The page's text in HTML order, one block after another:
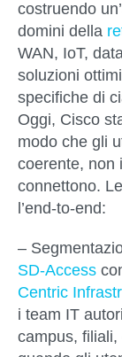
costruendo
domini della
WAN, IoT,
soluzioni
specifiche di
Oggi, Cisco
modo che gli
coerente, non
connettono.
l’end-to-end:
–
SD-Access
Centric
i team IT
campus,